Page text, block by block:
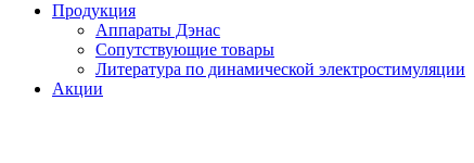
Продукция
Аппараты Дэнас
Сопутствующие товары
Литература по динамической электростимуляции
Акции